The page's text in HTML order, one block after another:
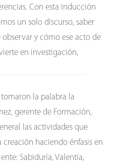
Con esta inducción
un solo discurso, saber
y cómo ese acto de
en investigación,
la palabra la
gerente de Formación,
las actividades que
creación haciendo énfasis en
Sabiduría, Valentía,